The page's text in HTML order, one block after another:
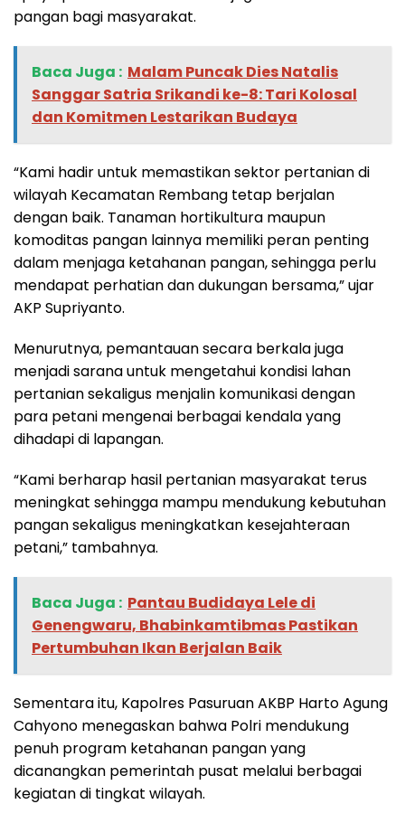
pangan bagi masyarakat.
Baca Juga : ‎Malam Puncak Dies Natalis
Sanggar Satria Srikandi ke-8: Tari Kolosal
dan Komitmen Lestarikan Budaya
“Kami hadir untuk memastikan sektor pertanian di
wilayah Kecamatan Rembang tetap berjalan
dengan baik. Tanaman hortikultura maupun
komoditas pangan lainnya memiliki peran penting
dalam menjaga ketahanan pangan, sehingga perlu
mendapat perhatian dan dukungan bersama,” ujar
AKP Supriyanto.
Menurutnya, pemantauan secara berkala juga
menjadi sarana untuk mengetahui kondisi lahan
pertanian sekaligus menjalin komunikasi dengan
para petani mengenai berbagai kendala yang
dihadapi di lapangan.
“Kami berharap hasil pertanian masyarakat terus
meningkat sehingga mampu mendukung kebutuhan
pangan sekaligus meningkatkan kesejahteraan
petani,” tambahnya.
Baca Juga : Pantau Budidaya Lele di
Genengwaru, Bhabinkamtibmas Pastikan
Pertumbuhan Ikan Berjalan Baik
Sementara itu, Kapolres Pasuruan AKBP Harto Agung
Cahyono menegaskan bahwa Polri mendukung
penuh program ketahanan pangan yang
dicanangkan pemerintah pusat melalui berbagai
kegiatan di tingkat wilayah.